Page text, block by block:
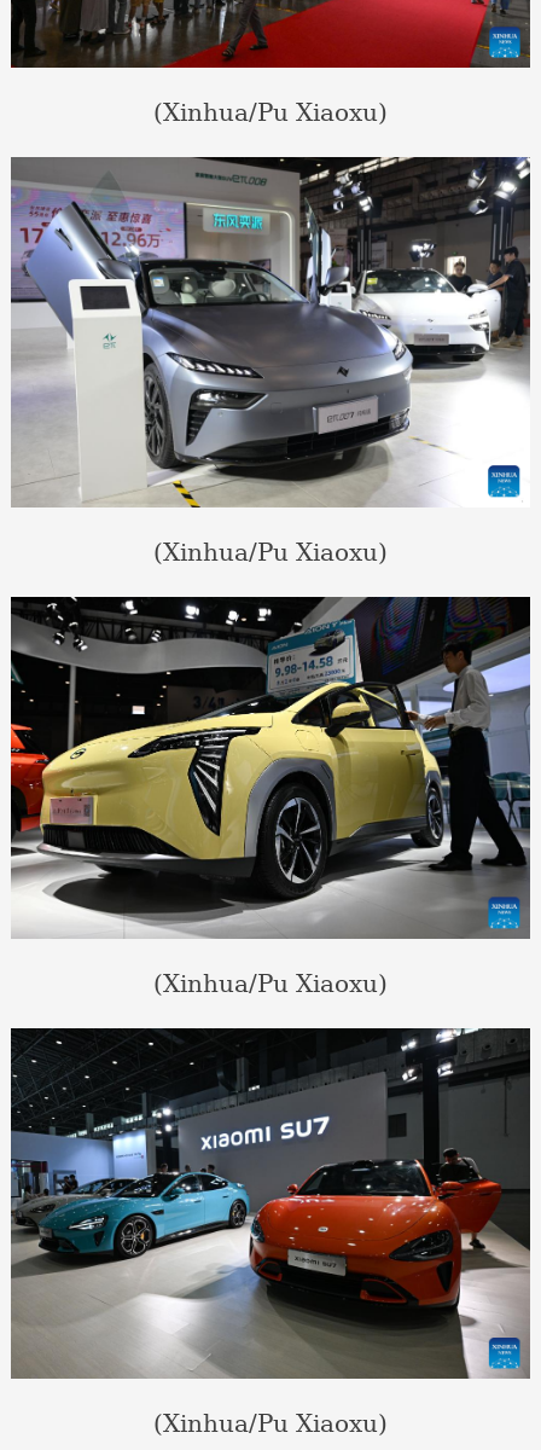
(Xinhua/Pu Xiaoxu)
(Xinhua/Pu Xiaoxu)
(Xinhua/Pu Xiaoxu)
(Xinhua/Pu Xiaoxu)